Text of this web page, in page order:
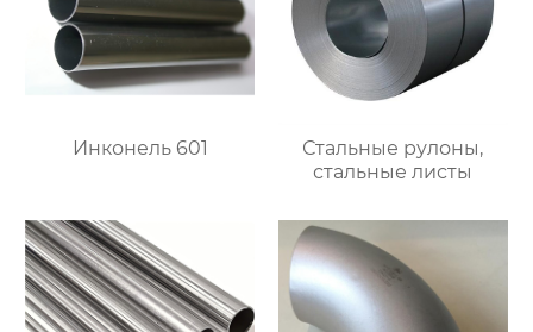
Инконель 601
Стальные рулоны,
стальные листы